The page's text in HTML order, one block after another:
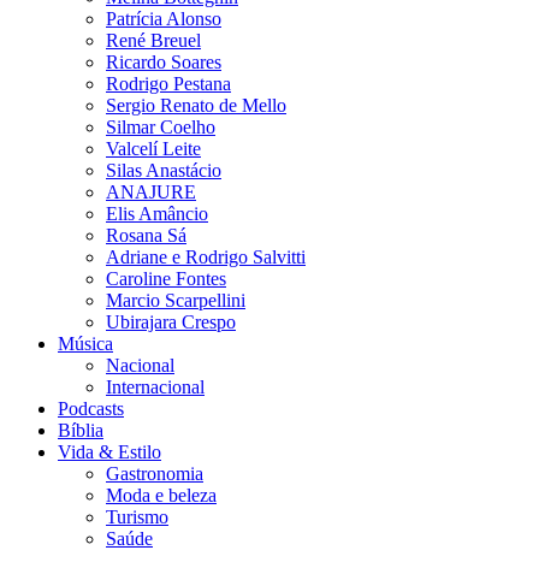
Patrícia Alonso
René Breuel
Ricardo Soares
Rodrigo Pestana
Sergio Renato de Mello
Silmar Coelho
Valcelí Leite
Silas Anastácio
ANAJURE
Elis Amâncio
Rosana Sá
Adriane e Rodrigo Salvitti
Caroline Fontes
Marcio Scarpellini
Ubirajara Crespo
Música
Nacional
Internacional
Podcasts
Bíblia
Vida & Estilo
Gastronomia
Moda e beleza
Turismo
Saúde